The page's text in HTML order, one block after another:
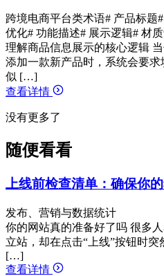
跨境电商平台类术语# 产品标题
优化# 功能描述# 展示逻辑# 材
理解商品信息展示的核心逻辑
添加一款新产品时，系统会要
似 […]
查看详情
没有更多了
随便看看
上线前检查清单：确保你
发布、营销与数据统计
你的网站真的准备好了吗 很多
立站，却在点击“上线”按钮时
[…]
查看详情